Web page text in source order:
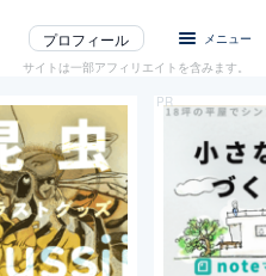
プロフィール
メニュー
サイトは一部アフィリエイトを含みます。